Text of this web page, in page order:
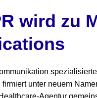
wird zu
unter neuem
Agentur